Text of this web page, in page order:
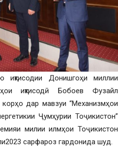
иқтисодии Донишгоҳи миллии
иқтисодӣ Бобоев Фузайл
дар мавзуи “Механизмҳои
Ҷумҳурии Тоҷикистон”
милии илмҳои Тоҷикистон
сарфароз гардонида шуд.